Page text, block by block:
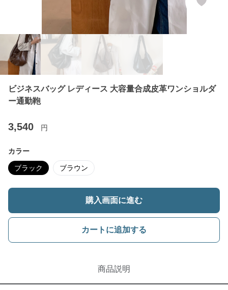
ビジネスバッグ レディース 大容量合成皮革ワンショルダ
ー通勤鞄
3,540 円
カラー
ブラック ブラウン
購入画面に進む
カートに追加する
商品説明